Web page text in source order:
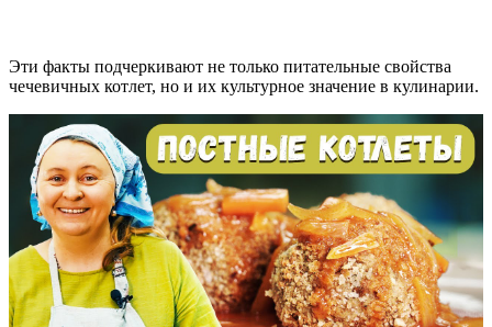
Эти факты подчеркивают не только питательные свойства
чечевичных котлет, но и их культурное значение в кулинарии.